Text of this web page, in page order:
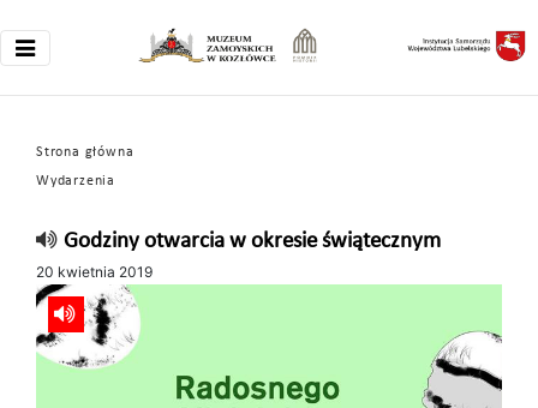
Strona główna
Wydarzenia
Godziny otwarcia w okresie świątecznym
20 kwietnia 2019